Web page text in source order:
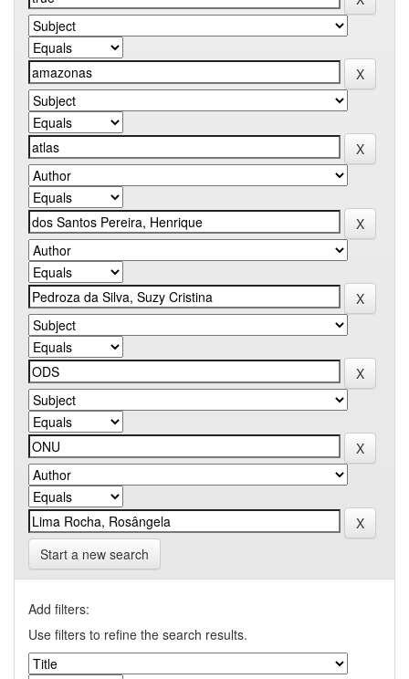
Start a new search
Add filters:
Use filters to refine the search results.